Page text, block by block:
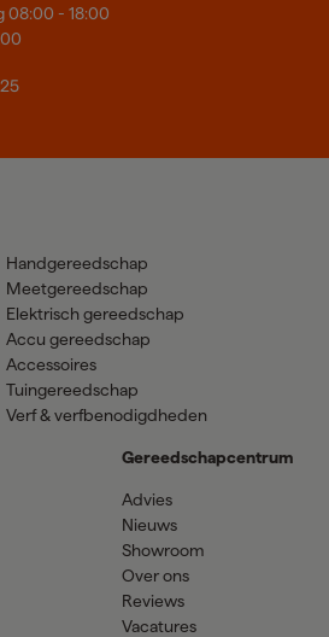
08:00 - 18:00
Handgereedschap
Meetgereedschap
Elektrisch gereedschap
Accu gereedschap
Accessoires
Tuingereedschap
Verf & verfbenodigdheden
Gereedschapcentrum
Advies
Nieuws
Showroom
Over ons
Reviews
Vacatures